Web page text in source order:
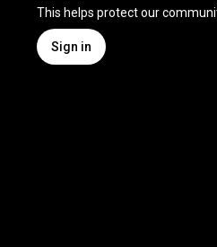
This helps protect our
Sign in